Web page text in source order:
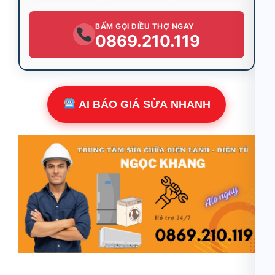
BẤM GỌI ĐIỀU THỢ NGAY
0869.210.119
AI BÁO GIÁ SỬA NHANH